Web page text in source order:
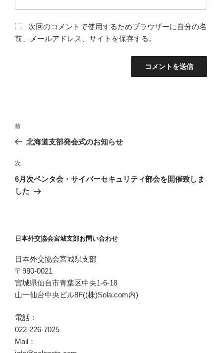
次回のコメントで使用するためブラウザーに自分の名
前、メールアドレス、サイトを保存する。
投
ビ
ゲ
ー
ン
過
去
投
稿
前
北海道支部発会式のお知らせ
次
の
投
次
6月次ペンタ会・サイバーセキュリティ部会を開催致しま
した
日本外交協会宮城支部お問い合わせ
日本外交協会宮城県支部
〒980-0021
宮城県仙台市青葉区中央1-6-18
山一仙台中央ビル8F((株)Sola.com内)
電話：
022-226-7025
Mail：